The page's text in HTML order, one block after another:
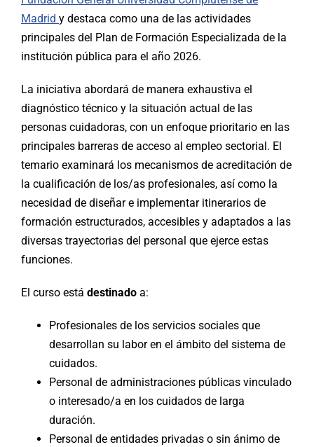
Madrid y destaca como una de las actividades
principales del Plan de Formación Especializada de la
institución pública para el año 2026.
La iniciativa abordará de manera exhaustiva el
diagnóstico técnico y la situación actual de las
personas cuidadoras, con un enfoque prioritario en las
principales barreras de acceso al empleo sectorial. El
temario examinará los mecanismos de acreditación de
la cualificación de los/as profesionales, así como la
necesidad de diseñar e implementar itinerarios de
formación estructurados, accesibles y adaptados a las
diversas trayectorias del personal que ejerce estas
funciones.
El curso está destinado a:
Profesionales de los servicios sociales que
desarrollan su labor en el ámbito del sistema de
cuidados.
Personal de administraciones públicas vinculado
o interesado/a en los cuidados de larga
duración.
Personal de entidades privadas o sin ánimo de